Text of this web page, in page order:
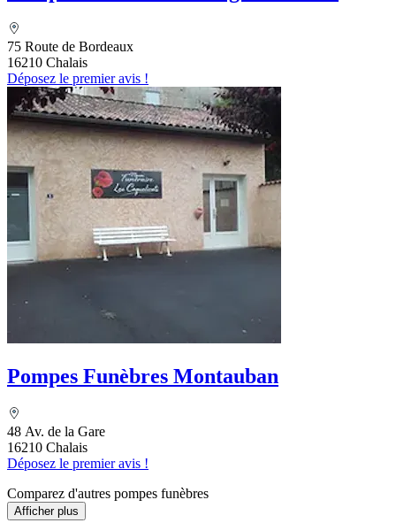
75 Route de Bordeaux
16210 Chalais
Déposez le premier avis !
Pompes Funèbres Montauban
48 Av. de la Gare
16210 Chalais
Déposez le premier avis !
Comparez d'autres pompes funèbres
Afficher plus